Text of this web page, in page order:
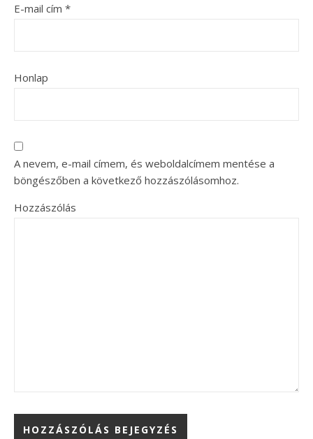
E-mail cím *
Honlap
A nevem, e-mail címem, és weboldalcímem mentése a
böngészőben a következő hozzászólásomhoz.
Hozzászólás